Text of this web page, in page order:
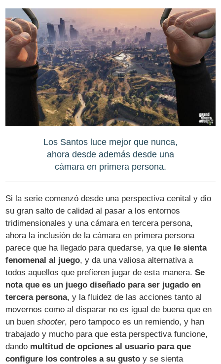
Los Santos luce mejor que nunca,
ahora desde además desde una
cámara en primera persona.
Si la serie comenzó desde una perspectiva cenital y dio
su gran salto de calidad al pasar a los entornos
tridimensionales y una cámara en tercera persona,
ahora la inclusión de la cámara en primera persona
parece que ha llegado para quedarse, ya que le sienta
fenomenal al juego, y da una valiosa alternativa a
todos aquellos que prefieren jugar de esta manera.Se
nota que es un juego diseñado para ser jugado en
tercera persona, y la fluidez de las acciones tanto al
movernos como al disparar no es igual de buena que en
un buenshooter, pero tampoco es un remiendo, y han
trabajado y mucho para que esta perspectiva funcione,
dando multitud de opciones al usuario para que
configure los controles a su gusto y se sienta